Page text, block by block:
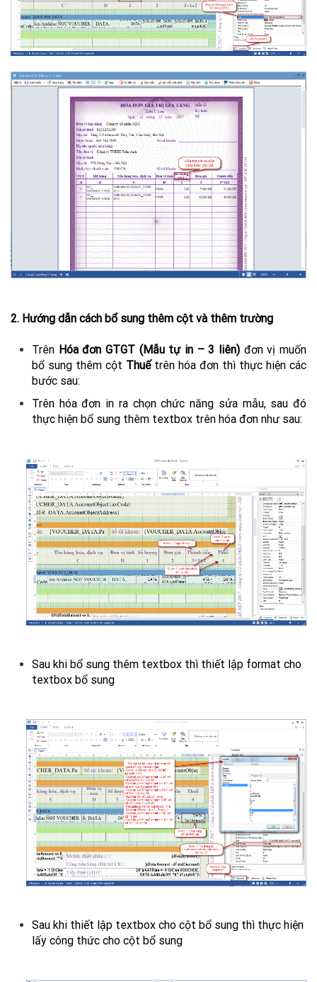
2. Hướng dẫn cách bổ sung thêm cột và thêm trường
Trên Hóa đơn GTGT (Mẫu tự in – 3 liên) đơn vị muốn
bổ sung thêm cột Thuế trên hóa đơn thì thực hiện các
bước sau:
Trên hóa đơn in ra chọn chức năng sửa mẫu, sau đó
thực hiện bổ sung thêm textbox trên hóa đơn như sau:
Sau khi bổ sung thêm textbox thì thiết lập format cho
textbox bổ sung
Sau khi thiết lập textbox cho cột bổ sung thì thực hiện
lấy công thức cho cột bổ sung